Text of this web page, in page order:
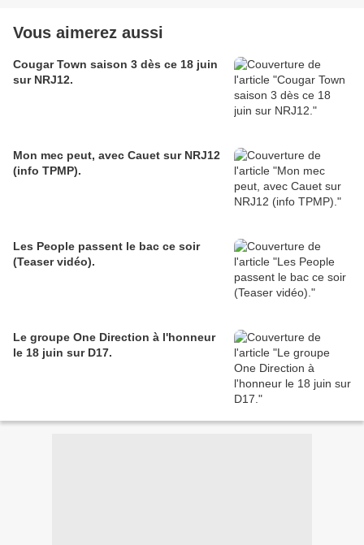
Vous aimerez aussi
Cougar Town saison 3 dès ce 18 juin
sur NRJ12.
Mon mec peut, avec Cauet sur NRJ12
(info TPMP).
Les People passent le bac ce soir
(Teaser vidéo).
Le groupe One Direction à l'honneur
le 18 juin sur D17.